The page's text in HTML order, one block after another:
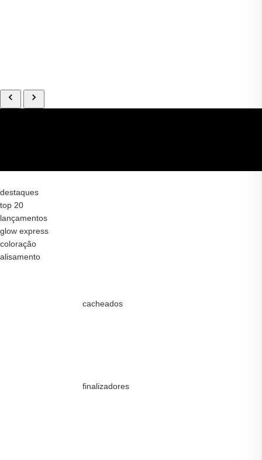
destaques
top 20
lançamentos
glow express
coloração
alisamento
cacheados
finalizadores